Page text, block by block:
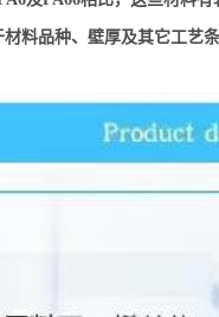
料品种、壁厚及其它工艺